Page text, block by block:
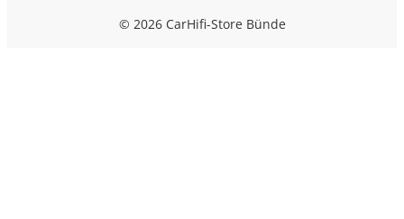
© 2026 CarHifi-Store Bünde